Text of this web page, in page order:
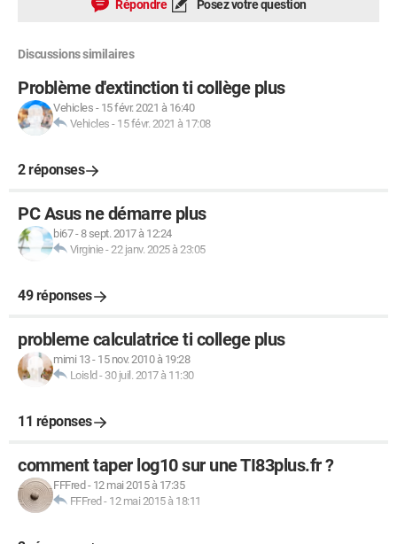
Répondre Posez votre question
Discussions similaires
Problème d'extinction ti collège plus
Vehicles - 15 févr. 2021 à 16:40
Vehicles - 15 févr. 2021 à 17:08
2 réponses
PC Asus ne démarre plus
bi67-8 sept. 2017 à 12:24
Virginie-22 janv. 2025 à 23:05
49 réponses
probleme calculatrice ti college plus
mimi 13- 15 nov. 2010 à 19:28
Loisld - 30 juil. 2017 à 11:30
11 réponses
comment taper log10 sur une TI83plus.fr ?
FFFred - 12 mai 2015 à 17:35
FFFred - 12 mai 2015 à 18:11